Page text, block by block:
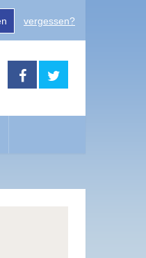
vergessen?